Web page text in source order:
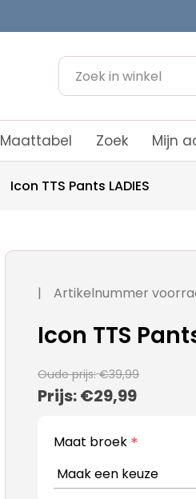
Maattabel Zoek Mijn
Icon TTS Pants LADIES
| Artikelnummer
Icon TTS
Oude prijs: €39,99
Prijs:€29,99
Maat broek *